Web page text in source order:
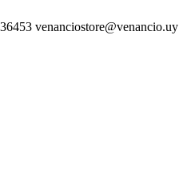
venanciostore@venancio.uy